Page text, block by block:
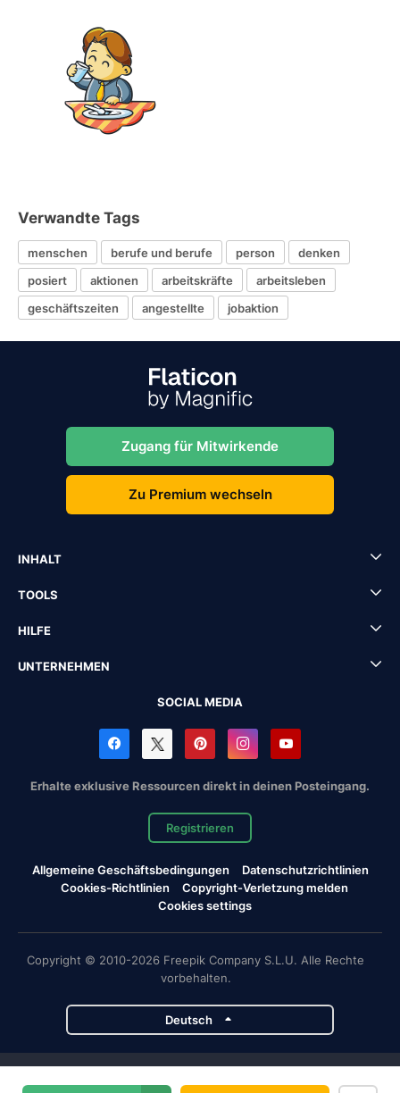
Verwandte Tags
menschen berufe und berufe person
denken
posiert
aktionen arbeitskräfte
arbeitsleben
geschäftszeiten
angestellte jobaktion
Zugang für Mitwirkende
Zu Premium wechseln
INHALT
TOOLS
HILFE
UNTERNEHMEN
SOCIAL MEDIA
Erhalte exklusive Ressourcen direkt in deinen Posteingang.
Registrieren
Allgemeine Geschäftsbedingungen
Datenschutzrichtlinien
Cookies-Richtlinien
Copyright-Verletzung melden
Cookies settings
Copyright © 2010-2026 Freepik Company S.L.U. Alle Rechte
vorbehalten.
Deutsch